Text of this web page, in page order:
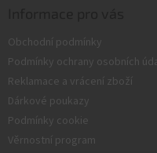
Obchodní podmínky
Podmínky ochrany osobních
Reklamace a vrácení zboží
Dárkové poukazy
Podmínky cookie
Věrnostní program